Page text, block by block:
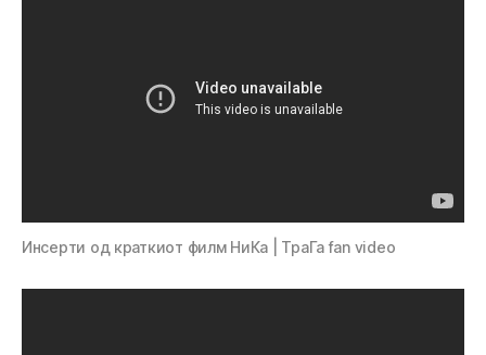
Инсерти од краткиот филм НиКа | ТраГа fan video